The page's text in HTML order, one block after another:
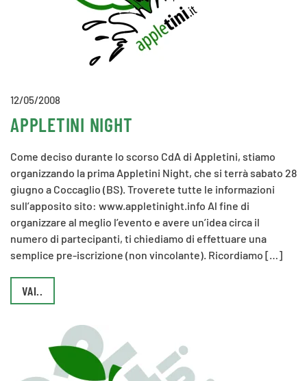
12/05/2008
APPLETINI NIGHT
Come deciso durante lo scorso CdA di Appletini, stiamo
organizzando la prima Appletini Night, che si terrà sabato 28
giugno a Coccaglio (BS). Troverete tutte le informazioni
sull’apposito sito: www.appletinight.info Al fine di
organizzare al meglio l’evento e avere un’idea circa il
numero di partecipanti, ti chiediamo di effettuare una
semplice pre-iscrizione (non vincolante). Ricordiamo […]
VAI..